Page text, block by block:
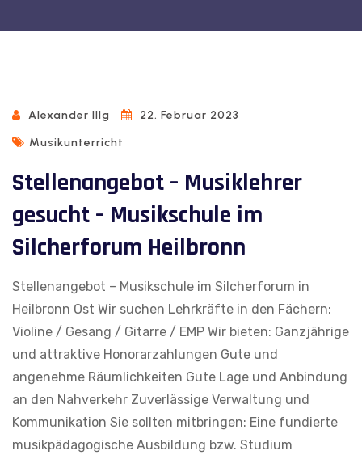
Alexander Illg
22. Februar 2023
Musikunterricht
Stellenangebot – Musiklehrer
gesucht – Musikschule im
Silcherforum Heilbronn
Stellenangebot – Musikschule im Silcherforum in
Heilbronn Ost Wir suchen Lehrkräfte in den Fächern:
Violine / Gesang / Gitarre / EMP Wir bieten: Ganzjährige
und attraktive Honorarzahlungen Gute und
angenehme Räumlichkeiten Gute Lage und Anbindung
an den Nahverkehr Zuverlässige Verwaltung und
Kommunikation Sie sollten mitbringen: Eine fundierte
musikpädagogische Ausbildung bzw. Studium